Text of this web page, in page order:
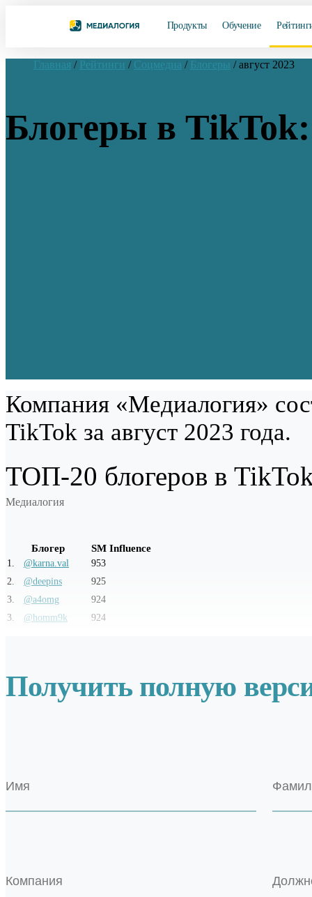
Продукты Обучение
Главная / Рейтинги / Соцмедиа / Блогеры / август 2023
Блогеры в TikTok:
Компания «Медиалогия»
TikTok за август 2023 года.
ТОП-20 блогеров в
Медиалогия
Блогер SM Influence
1 @karna.val
953
2
@deepins
925
3
@a4omg
924
3
@homm9k 924
Получить полную